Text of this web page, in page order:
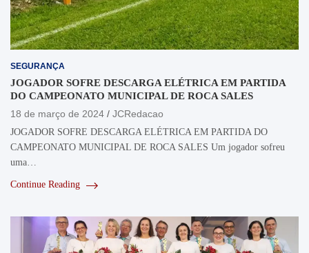
SEGURANÇA
JOGADOR SOFRE DESCARGA ELÉTRICA EM PARTIDA
DO CAMPEONATO MUNICIPAL DE ROCA SALES
18 de março de 2024
JCRedacao
JOGADOR SOFRE DESCARGA ELÉTRICA EM PARTIDA DO
CAMPEONATO MUNICIPAL DE ROCA SALES Um jogador sofreu
uma…
Continue Reading